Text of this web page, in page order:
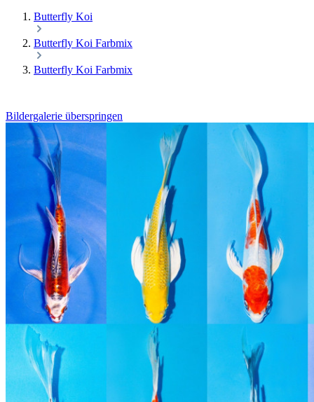
Butterfly Koi
Butterfly Koi Farbmix
Butterfly Koi Farbmix
Bildergalerie überspringen